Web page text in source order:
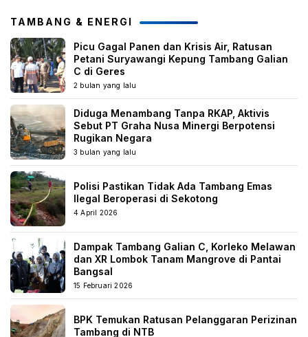
TAMBANG & ENERGI
Picu Gagal Panen dan Krisis Air, Ratusan
Petani Suryawangi Kepung Tambang Galian
C di Geres
2 bulan yang lalu
Diduga Menambang Tanpa RKAP, Aktivis
Sebut PT Graha Nusa Minergi Berpotensi
Rugikan Negara
3 bulan yang lalu
Polisi Pastikan Tidak Ada Tambang Emas
Ilegal Beroperasi di Sekotong
4 April 2026
Dampak Tambang Galian C, Korleko Melawan
dan XR Lombok Tanam Mangrove di Pantai
Bangsal
15 Februari 2026
BPK Temukan Ratusan Pelanggaran Perizinan
Tambang di NTB